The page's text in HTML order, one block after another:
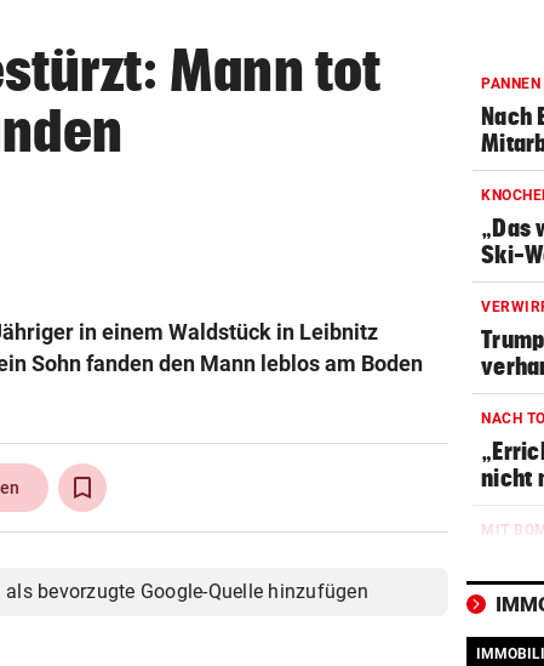
Mann tot
in einem Waldstück in Leibnitz
Sohn fanden den Mann leblos am Boden
bevorzugte Google-Quelle hinzufügen
Nach
„Das
Ski-
NACH
nicht
MIT
KRITIK